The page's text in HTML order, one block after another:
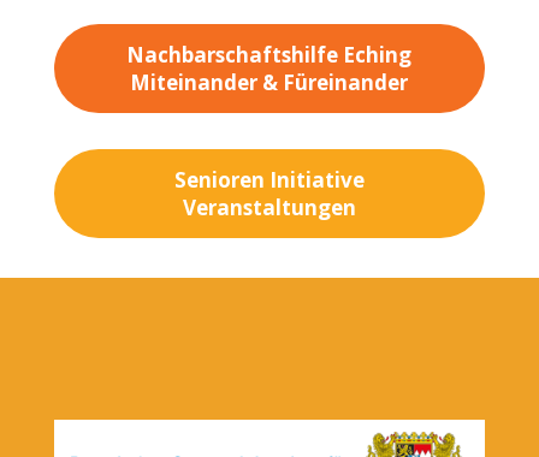
Nachbarschaftshilfe Eching
Miteinander & Füreinander
Senioren Initiative
Veranstaltungen